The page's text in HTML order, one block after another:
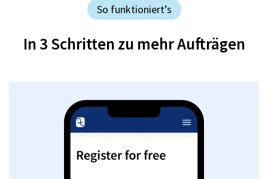
So funktioniert’s
In 3 Schritten zu mehr Aufträgen